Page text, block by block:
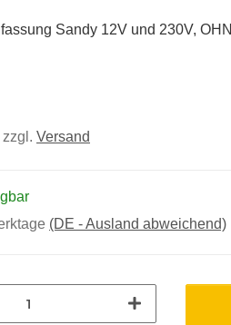
Sandy 12V und 230V,
Versand
(DE - Ausland abweichend)